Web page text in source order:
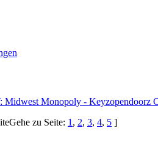
Midwest Monopoly - Keyzopendoorz
Gehe zu Seite: 1 , 2, 3, 4, 5 ]